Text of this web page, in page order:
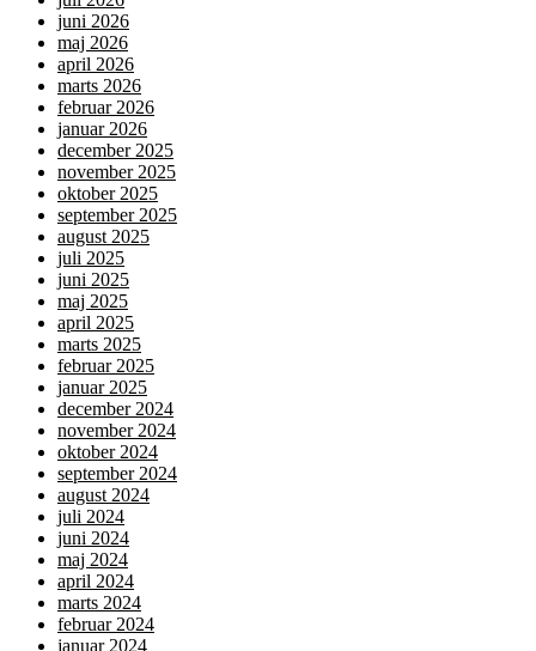
juni 2026
maj 2026
april 2026
marts 2026
februar 2026
januar 2026
december 2025
november 2025
oktober 2025
september 2025
august 2025
juli 2025
juni 2025
maj 2025
april 2025
marts 2025
februar 2025
januar 2025
december 2024
november 2024
oktober 2024
september 2024
august 2024
juli 2024
juni 2024
maj 2024
april 2024
marts 2024
februar 2024
januar 2024